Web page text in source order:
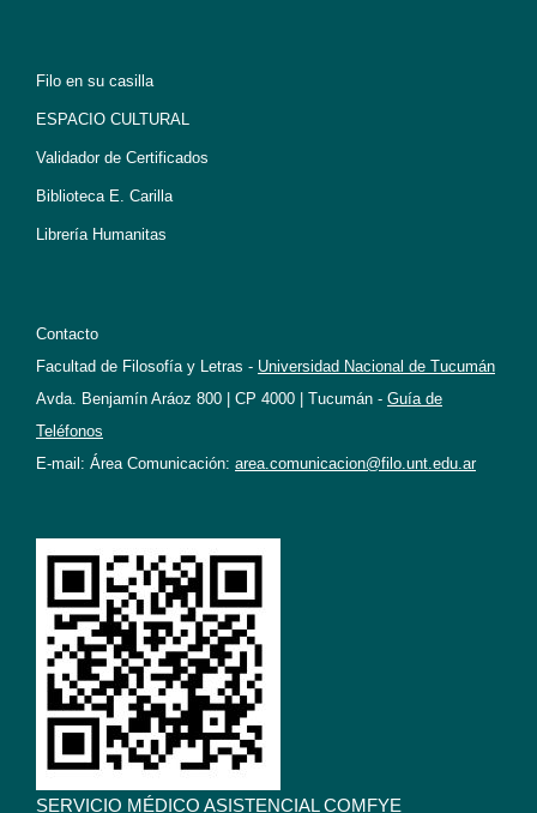
Filo en su casilla
ESPACIO CULTURAL
Validador de Certificados
Biblioteca E. Carilla
Librería Humanitas
Contacto
Facultad de Filosofía y Letras - Universidad Nacional de Tucumán
Avda. Benjamín Aráoz 800 | CP 4000 | Tucumán - Guía de
Teléfonos
E-mail: Área Comunicación: area.comunicacion@filo.unt.edu.ar
SERVICIO MÉDICO ASISTENCIAL COMFYE